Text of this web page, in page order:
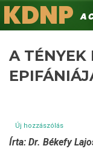
Ugrás
a
Keresés
KDNP
A
A TÉNYEK
Új hozzászólás
Írta: Dr. Békefy